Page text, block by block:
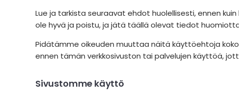
Lue ja tarkista seuraavat ehdot huolellisesti, ennen
ole hyvä ja poistu, ja jätä täällä olevat tiedot
Pidätämme oikeuden muuttaa näitä käyttöehtoja
ennen tämän verkkosivuston tai palvelujen käyttöä,
Sivustomme käyttö